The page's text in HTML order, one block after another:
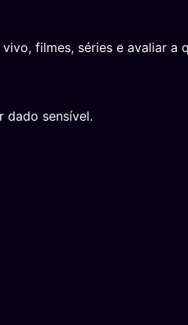
filmes, séries e avaliar a
dado sensível.